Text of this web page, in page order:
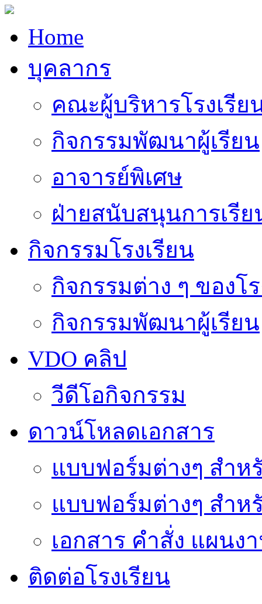
Home
บุคลากร
คณะผู้บริหารโรงเรีย
กิจกรรมพัฒนาผู้เรียน
อาจารย์พิเศษ
ฝ่ายสนับสนุนการเรี
กิจกรรมโรงเรียน
กิจกรรมต่าง ๆ ของโ
กิจกรรมพัฒนาผู้เรียน
VDO คลิป
วีดีโอกิจกรรม
ดาวน์โหลดเอกสาร
แบบฟอร์มต่างๆ สำห
แบบฟอร์มต่างๆ สำห
เอกสาร คำสั่ง แผนง
ติดต่อโรงเรียน